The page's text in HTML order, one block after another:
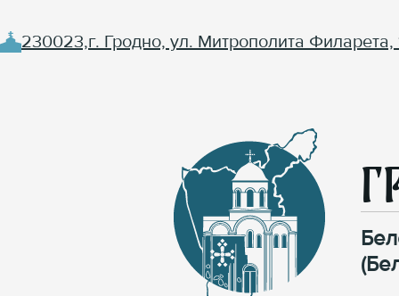
230023,г. Гродно, ул. Митрополита Филарета,